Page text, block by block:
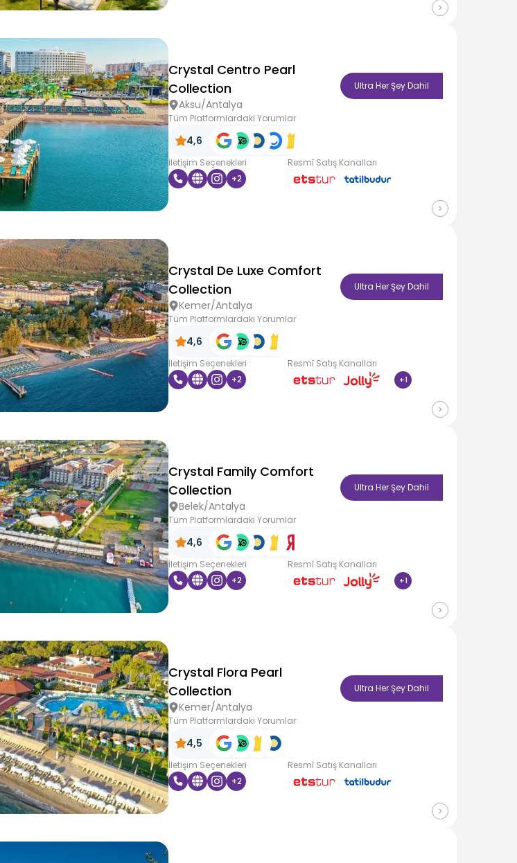
Crystal Centro Pearl
Collection
Aksu/Antalya
Ultra Her Şey Dahil
Tüm Platformlardaki Yorumlar
4,6
İletişim Seçenekleri
+2
Resmî Satış Kanalları
Crystal De Luxe Comfort
Collection
Kemer/Antalya
Ultra Her Şey Dahil
Tüm Platformlardaki Yorumlar
4,6
İletişim Seçenekleri
+2
Resmî Satış Kanalları
+1
Crystal Family Comfort
Collection
Belek/Antalya
Ultra Her Şey Dahil
Tüm Platformlardaki Yorumlar
4,6
İletişim Seçenekleri
+2
Resmî Satış Kanalları
+1
Crystal Flora Pearl
Collection
Kemer/Antalya
Ultra Her Şey Dahil
Tüm Platformlardaki Yorumlar
4,5
İletişim Seçenekleri
+2
Resmî Satış Kanalları